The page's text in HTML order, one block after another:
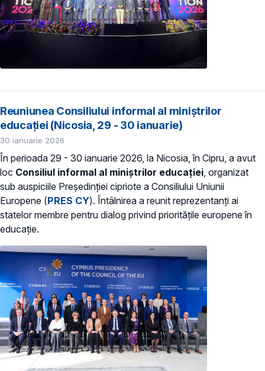
Reuniunea Consiliului informal al miniștrilor
educației (Nicosia, 29 - 30 ianuarie)
30 ianuarie 2026
În perioada 29 - 30 ianuarie 2026, la Nicosia, în Cipru, a avut
loc Consiliul informal al miniștrilor educației, organizat
sub auspiciile Președinției cipriote a Consiliului Uniunii
Europene (PRES CY). Întâlnirea a reunit reprezentanți ai
statelor membre pentru dialog privind prioritățile europene în
educație.